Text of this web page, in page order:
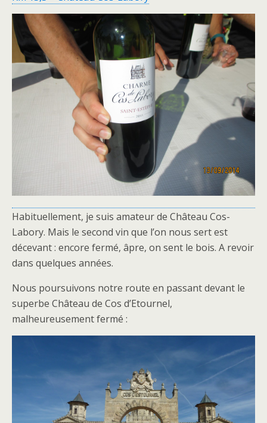
Habituellement, je suis amateur de Château Cos-
Labory. Mais le second vin que l’on nous sert est
décevant : encore fermé, âpre, on sent le bois. A revoir
dans quelques années.
Nous poursuivons notre route en passant devant le
superbe Château de Cos d’Etournel,
malheureusement fermé :